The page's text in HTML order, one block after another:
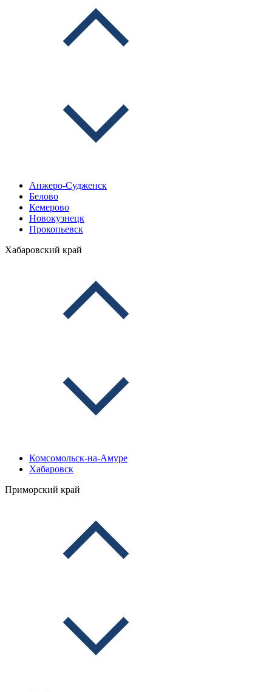
Анжеро-Судженск
Белово
Кемерово
Новокузнецк
Прокопьевск
Хабаровский край
Комсомольск-на-Амуре
Хабаровск
Приморский край